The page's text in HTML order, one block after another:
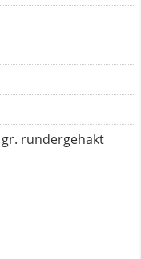
rundergehakt